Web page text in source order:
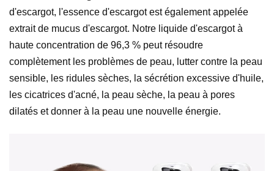
d'escargot, l'essence d'escargot est également appelée
extrait de mucus d'escargot. Notre liquide d'escargot à
haute concentration de 96,3 % peut résoudre
complètement les problèmes de peau, lutter contre la peau
sensible, les ridules sèches, la sécrétion excessive d'huile,
les cicatrices d'acné, la peau sèche, la peau à pores
dilatés et donner à la peau une nouvelle énergie.